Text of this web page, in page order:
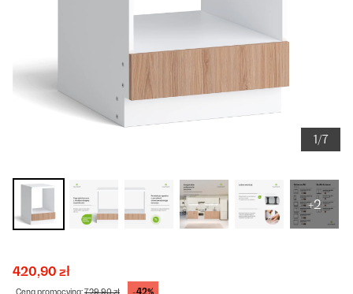
1/7
+2
420,90 zł
Cena promocyjna:729,90 zł -42%